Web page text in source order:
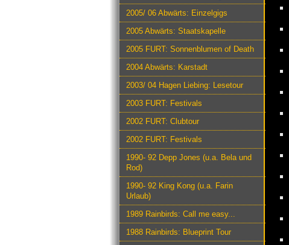
2005/ 06 Abwärts: Einzelgigs
2005 Abwärts: Staatskapelle
2005 FURT: Sonnenblumen of Death
2004 Abwärts: Karstadt
2003/ 04 Hagen Liebing: Lesetour
2003 FURT: Festivals
2002 FURT: Clubtour
2002 FURT: Festivals
1990- 92 Depp Jones (u.a. Bela und
Rod)
1990- 92 King Kong (u.a. Farin
Urlaub)
1989 Rainbirds: Call me easy...
1988 Rainbirds: Blueprint Tour